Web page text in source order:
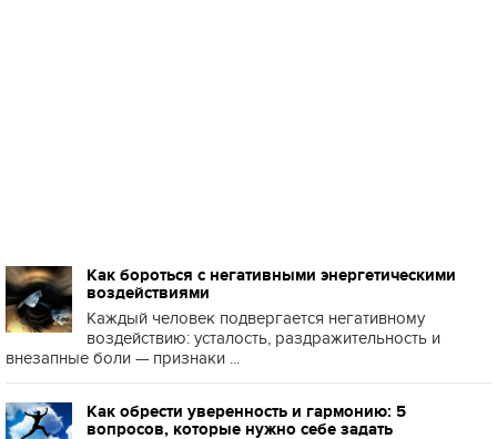
Как бороться с негативными энергетическими
воздействиями
Каждый человек подвергается негативному
воздействию: усталость, раздражительность и
внезапные боли — признаки ...
Как обрести уверенность и гармонию: 5
вопросов, которые нужно себе задать